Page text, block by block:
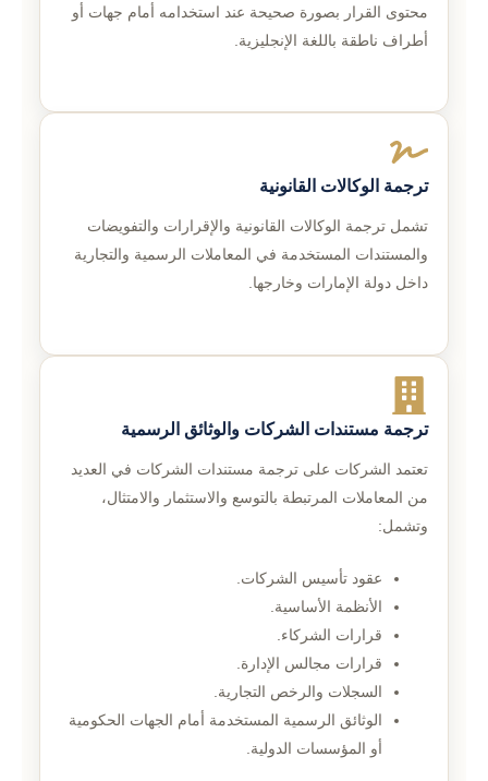
محتوى القرار بصورة صحيحة عند استخدامه أمام جهات أو
أطراف ناطقة باللغة الإنجليزية.
ترجمة الوكالات القانونية
تشمل ترجمة الوكالات القانونية والإقرارات والتفويضات
والمستندات المستخدمة في المعاملات الرسمية والتجارية
داخل دولة الإمارات وخارجها.
ترجمة مستندات الشركات والوثائق الرسمية
تعتمد الشركات على ترجمة مستندات الشركات في العديد
من المعاملات المرتبطة بالتوسع والاستثمار والامتثال،
وتشمل:
عقود تأسيس الشركات.
الأنظمة الأساسية.
قرارات الشركاء.
قرارات مجالس الإدارة.
السجلات والرخص التجارية.
الوثائق الرسمية المستخدمة أمام الجهات الحكومية
أو المؤسسات الدولية.